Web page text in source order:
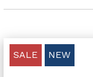
SALE NEW